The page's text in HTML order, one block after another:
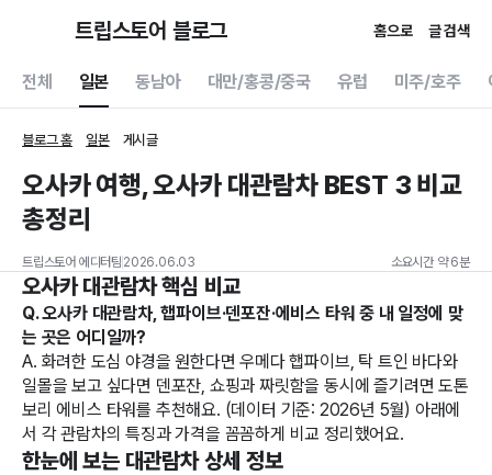
트립스토어 블로그 홈으로 글 검색
전체 일본 동남아 대만/홍콩/중국 유럽 미주/호주
블로그 홈 일본 게시글
오사카 여행, 오사카 대관람차 BEST 3 비교
총정리
트립스토어 에디터팀 2026.06.03 소요시간 약 6분
오사카 대관람차 핵심 비교
Q. 오사카 대관람차, 햅파이브·덴포잔·에비스 타워 중 내 일정에 맞
는 곳은 어디일까?
A. 화려한 도심 야경을 원한다면 우메다 햅파이브, 탁 트인 바다와
일몰을 보고 싶다면 덴포잔, 쇼핑과 짜릿함을 동시에 즐기려면 도톤
보리 에비스 타워를 추천해요. (데이터 기준: 2026년 5월) 아래에
서 각 관람차의 특징과 가격을 꼼꼼하게 비교 정리했어요.
한눈에 보는 대관람차 상세 정보